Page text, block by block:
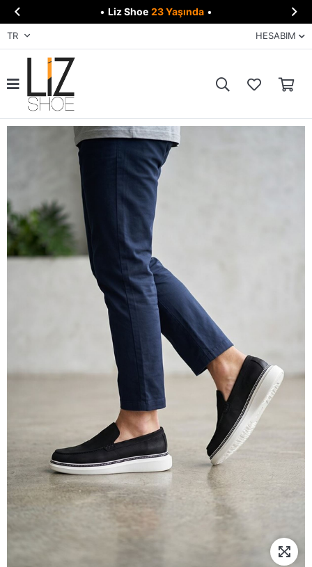
 • Liz Shoe 23 Yaşında • 
TR HESABIM